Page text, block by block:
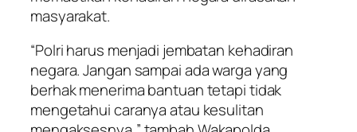
masyarakat.
“Polri harus menjadi jembatan kehadiran
negara. Jangan sampai ada warga yang
berhak menerima bantuan tetapi tidak
mengetahui caranya atau kesulitan